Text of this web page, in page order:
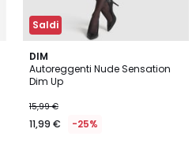
Saldi
DIM
Autoreggenti Nude Sensation
Dim Up
15,99 €
11,99 € -25%
4,6
/ 5